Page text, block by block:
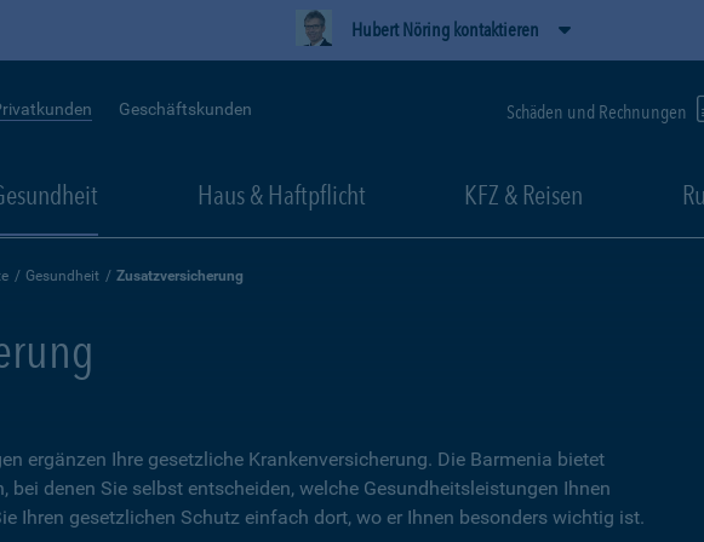
Hubert Nöring kontaktieren
Geschäftskunden Schäden und Rechnungen
Haus & Haftpflicht KFZ & Reisen
Gesundheit Zusatzversicherung
ergänzen Ihre gesetzliche Kranken­versicherung. Die Barmenia bietet
bei denen Sie selbst entscheiden, welche Gesundheitsleistungen Ihnen
Ihren gesetzlichen Schutz einfach dort, wo er Ihnen besonders wichtig ist.